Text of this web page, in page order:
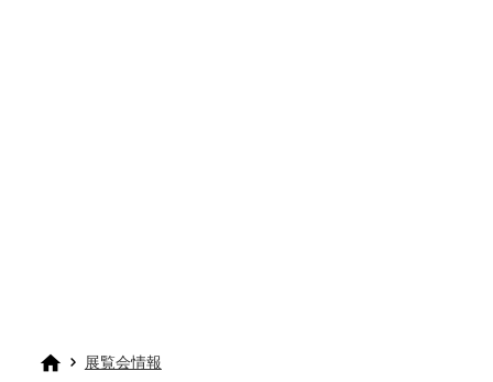
展覧会情報